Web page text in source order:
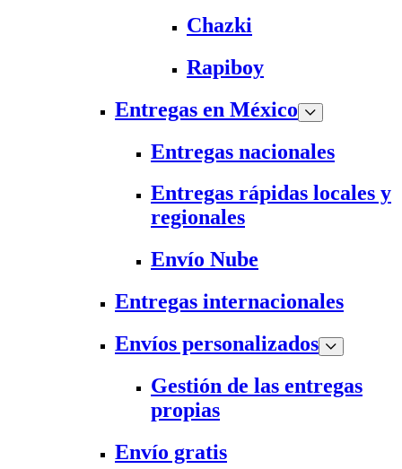
Chazki
Rapiboy
Entregas en México
Entregas nacionales
Entregas rápidas locales y
regionales
Envío Nube
Entregas internacionales
Envíos personalizados
Gestión de las entregas
propias
Envío gratis